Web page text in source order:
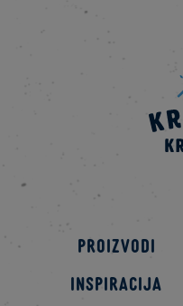
Proizvodi
Inspiracija